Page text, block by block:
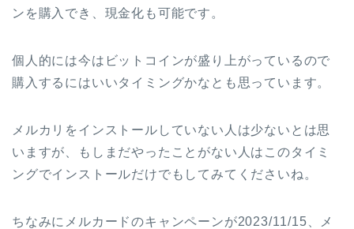
ンを購入でき、現金化も可能です。
個人的には今はビットコインが盛り上がっているので
購入するにはいいタイミングかなとも思っています。
メルカリをインストールしていない人は少ないとは思
いますが、もしまだやったことがない人はこのタイミ
ングでインストールだけでもしてみてくださいね。
ちなみにメルカードのキャンペーンが2023/11/15、メ